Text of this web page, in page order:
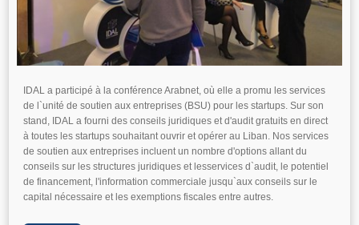
IDAL a participé à la conférence Arabnet, où elle a promu les services
de l`unité de soutien aux entreprises (BSU) pour les startups. Sur son
stand, IDAL a fourni des conseils juridiques et d'audit gratuits en direct
à toutes les startups souhaitant ouvrir et opérer au Liban. Nos services
de soutien aux entreprises incluent un nombre d'options allant du
conseils sur les structures juridiques et lesservices d`audit, le potentiel
de financement, l'information commerciale jusqu`aux conseils sur le
capital nécessaire et les exemptions fiscales entre autres.